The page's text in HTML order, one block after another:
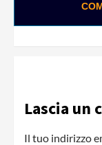
Lascia un
Il tuo indirizzo